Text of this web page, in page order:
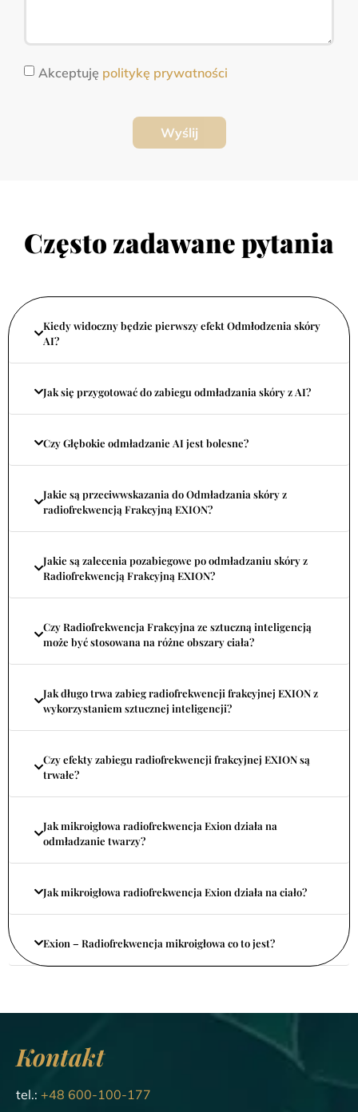
Akceptuję politykę prywatności
Wyślij
Często zadawane pytania
Kiedy widoczny będzie pierwszy efekt Odmłodzenia skóry
AI?
Jak się przygotować do zabiegu odmładzania skóry z AI?
Czy Głębokie odmładzanie AI jest bolesne?
Jakie są przeciwwskazania do Odmładzania skóry z
radiofrekwencją Frakcyjną EXION?
Jakie są zalecenia pozabiegowe po odmładzaniu skóry z
Radiofrekwencją Frakcyjną EXION?
Czy Radiofrekwencja Frakcyjna ze sztuczną inteligencją
może być stosowana na różne obszary ciała?
Jak długo trwa zabieg radiofrekwencji frakcyjnej EXION z
wykorzystaniem sztucznej inteligencji?
Czy efekty zabiegu radiofrekwencji frakcyjnej EXION są
trwałe?
Jak mikroigłowa radiofrekwencja Exion działa na
odmładzanie twarzy?
Jak mikroigłowa radiofrekwencja Exion działa na ciało?
Exion – Radiofrekwencja mikroigłowa co to jest?
Kontakt
tel.: +48 600-100-177